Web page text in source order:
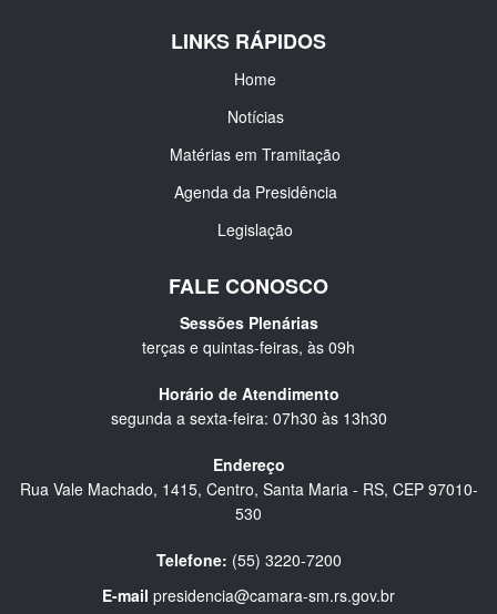
LINKS RÁPIDOS
Home
Notícias
Matérias em Tramitação
Agenda da Presidência
Legislação
FALE CONOSCO
Sessões Plenárias
terças e quintas-feiras, às 09h
Horário de Atendimento
segunda a sexta-feira: 07h30 às 13h30
Endereço
Rua Vale Machado, 1415, Centro, Santa Maria - RS, CEP 97010-
530
Telefone: (55) 3220-7200
E-mail presidencia@camara-sm.rs.gov.br